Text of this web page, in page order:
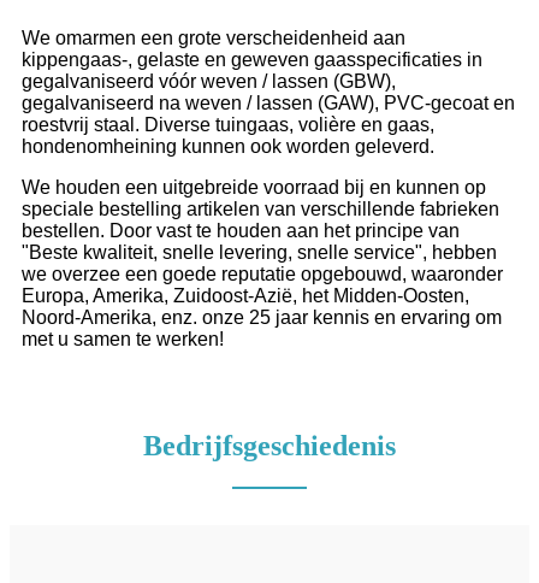
We omarmen een grote verscheidenheid aan
kippengaas-, gelaste en geweven gaasspecificaties in
gegalvaniseerd vóór weven / lassen (GBW),
gegalvaniseerd na weven / lassen (GAW), PVC-gecoat en
roestvrij staal. Diverse tuingaas, volière en gaas,
hondenomheining kunnen ook worden geleverd.
We houden een uitgebreide voorraad bij en kunnen op
speciale bestelling artikelen van verschillende fabrieken
bestellen. Door vast te houden aan het principe van
"Beste kwaliteit, snelle levering, snelle service", hebben
we overzee een goede reputatie opgebouwd, waaronder
Europa, Amerika, Zuidoost-Azië, het Midden-Oosten,
Noord-Amerika, enz. onze 25 jaar kennis en ervaring om
met u samen te werken!
Bedrijfsgeschiedenis